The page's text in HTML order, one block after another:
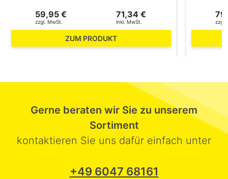
ZUM PRODUKT
59,95 €
zzgl. MwSt.
71,34 €
inkl. MwSt. zzgl.
Gerne beraten wir Sie zu unserem
Sortiment
kontaktieren Sie uns dafür einfach unter
+49 6047 68161